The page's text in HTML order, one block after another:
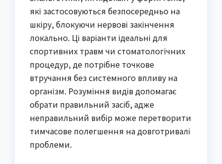
які застосовуються безпосередньо на
шкіру, блокуючи нервові закінчення
локально. Ці варіанти ідеальні для
спортивних травм чи стоматологічних
процедур, де потрібне точкове
втручання без системного впливу на
організм. Розуміння видів допомагає
обрати правильний засіб, адже
неправильний вибір може перетворити
тимчасове полегшення на довготривалі
проблеми.